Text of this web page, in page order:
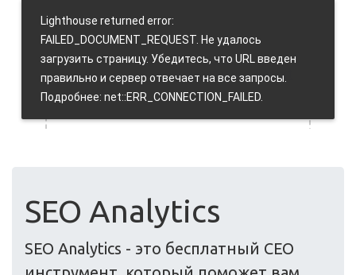
SEO Analytics
SEO Analytics - это бесплатный СЕО